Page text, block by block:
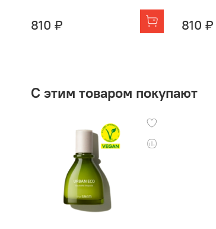
810 ₽ 810 ₽
С этим товаром покупают